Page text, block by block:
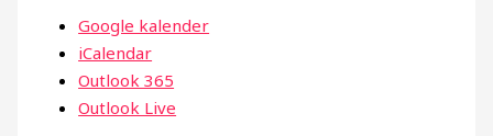
Google kalender
iCalendar
Outlook 365
Outlook Live